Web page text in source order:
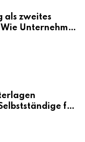
als zweites
Unternehmen
für